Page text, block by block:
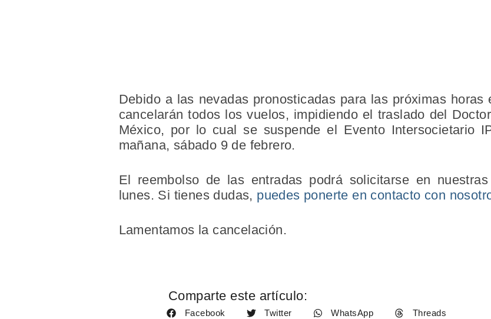
Debido a las nevadas pronosticadas para las próximas
cancelarán todos los vuelos, impidiendo el traslado del
México, por lo cual se suspende el Evento Intersocietario
mañana, sábado 9 de febrero.
El reembolso de las entradas podrá solicitarse en
lunes. Si tienes dudas, puedes ponerte en contacto con
Lamentamos la cancelación.
Comparte este artículo:
Facebook Twitter WhatsApp Threads